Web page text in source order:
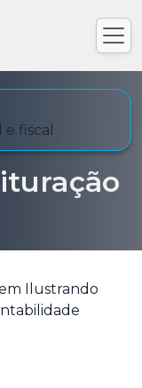
fiscal